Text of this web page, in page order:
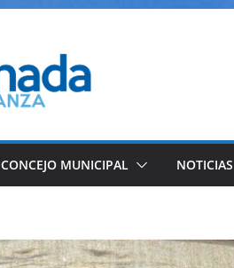
CONCEJO MUNICIPAL NOTICIAS